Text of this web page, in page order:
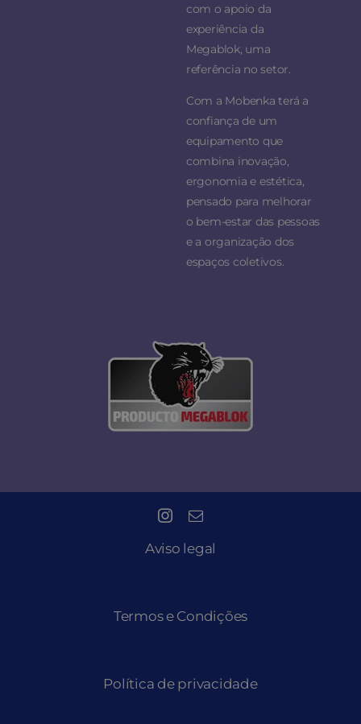
com o apoio da
experiência da
Megablok, uma
referência no setor.
Com a Mobenka terá a
confiança de um
equipamento que
combina inovação,
ergonomia e estética,
pensado para melhorar
o bem-estar das pessoas
e a organização dos
espaços coletivos.
Aviso legal
Termos e Condições
Política de privacidade